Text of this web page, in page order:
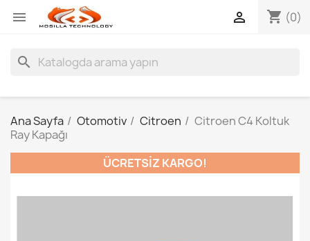
 shopping_cart (0)

search
Ana Sayfa Otomotiv Citroen
Citroen C4 Koltuk
Ray Kapağı
ÜCRETSIZ KARGO!